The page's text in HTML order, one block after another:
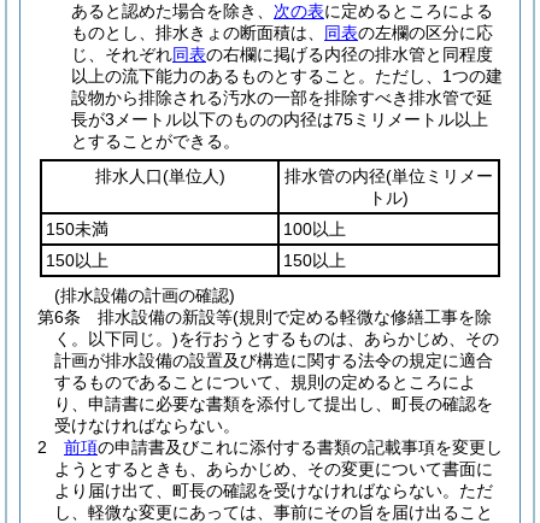
あると認めた場合を除き、 次の表に定めるところによる
ものとし、排水きょの断面積は、 同表の左欄の区分に応
じ、それぞれ同表の右欄に掲げる内径の排水管と同程度
以上の流下能力のあるものとすること。 ただし、1つの建
設物から排除される汚水の一部を排除すべき排水管で延
長が3メートル以下のものの内径は75ミリメートル以上
とすることができる。
排水人口(単位人) 排水管の内径(単位ミリメー
トル)
150未満
100以上
150以上
150以上
(排水設備の計画の確認)
第6条
排水設備の新設等(規則で定める軽微な修繕工事を除
く。以下同じ。)を行おうとするものは、あらかじめ、その
計画が排水設備の設置及び構造に関する法令の規定に適合
するものであることについて、規則の定めるところによ
り、申請書に必要な書類を添付して提出し、町長の確認を
受けなければならない。
2
前項の申請書及びこれに添付する書類の記載事項を変更し
ようとするときも、あらかじめ、その変更について書面に
より届け出て、町長の確認を受けなければならない。 ただ
し、軽微な変更にあっては、事前にその旨を届け出ること